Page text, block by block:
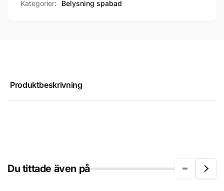
Kategorier:
Belysning spabad
Produktbeskrivning
Du tittade även på